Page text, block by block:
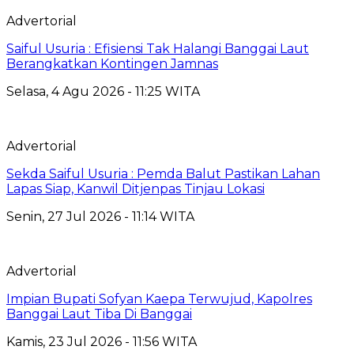
Advertorial
Saiful Usuria : Efisiensi Tak Halangi Banggai Laut
Berangkatkan Kontingen Jamnas
Selasa, 4 Agu 2026 - 11:25 WITA
Advertorial
Sekda Saiful Usuria : Pemda Balut Pastikan Lahan
Lapas Siap, Kanwil Ditjenpas Tinjau Lokasi
Senin, 27 Jul 2026 - 11:14 WITA
Advertorial
Impian Bupati Sofyan Kaepa Terwujud, Kapolres
Banggai Laut Tiba Di Banggai
Kamis, 23 Jul 2026 - 11:56 WITA